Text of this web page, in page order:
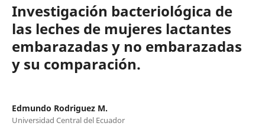
Investigación bacteriológica de
las leches de mujeres lactantes
embarazadas y no embarazadas
y su comparación.
Edmundo Rodriguez M.
Universidad Central del Ecuador